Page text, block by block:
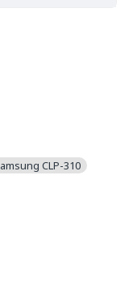
CLP-310